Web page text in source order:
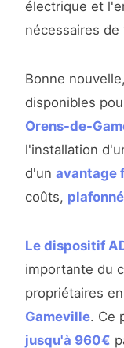
électrique et
nécessaires
Bonne
disponibles
Orens-de-
l'installation
d'un avantage
coûts,
Le dispositif
importante du
propriétaires en
Gameville. Ce
jusqu'à 960€